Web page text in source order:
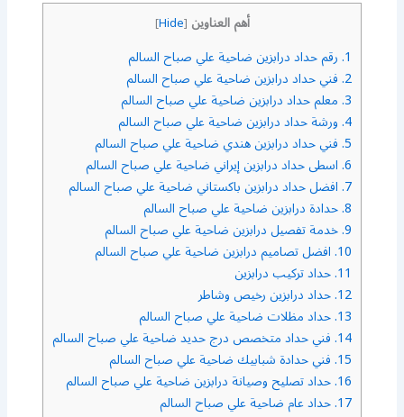
أهم العناوين [
Hide
]
1. رقم حداد درابزين ضاحية علي صباح السالم
2. فني حداد درابزين ضاحية علي صباح السالم
3. معلم حداد درابزين ضاحية علي صباح السالم
4. ورشة حداد درابزين ضاحية علي صباح السالم
5. فني حداد درابزين هندي ضاحية علي صباح السالم
6. اسطى حداد درابزين إيراني ضاحية علي صباح السالم
7. افضل حداد درابزين باكستاني ضاحية علي صباح السالم
8. حدادة درابزين ضاحية علي صباح السالم
9. خدمة تفصيل درابزين ضاحية علي صباح السالم
10. افضل تصاميم درابزين ضاحية علي صباح السالم
11. حداد تركيب درابزين
12. حداد درابزين رخيص وشاطر
13. حداد مظلات ضاحية علي صباح السالم
14. فني حداد متخصص درج حديد ضاحية علي صباح السالم
15. فني حدادة شبابيك ضاحية علي صباح السالم
16. حداد تصليح وصيانة درابزين ضاحية علي صباح السالم
17. حداد عام ضاحية علي صباح السالم